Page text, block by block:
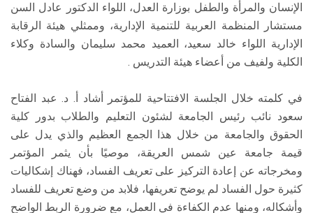
الإنسان والمرأة والطفل بوزارة العدل، اللواء الدكتور عادل السن
مستشار المنظمة العربية للتنمية الإدارية، وممثلي هيئة الرقابة
الإدارية اللواء خالد سعيد، العميد محمد سليمان والسادة وكلاء
الكلية ولفيف من أعضاء هيئة التدريس .
في كلمته خلال الجلسة الافتتاحية للمؤتمر أشاد أ. د. عبد الفتاح
سعود نائب رئيس الجامعة لشئون التعليم والطلاب بدور كلية
الحقوق والجامعة من خلال هذا الجمع العظيم والذي يدل على
قيمة جامعة عين شمس العريقة، موصيًا بأن يثمر المؤتمر
ومخرجاته عن إعادة التركيز على تعريف الفساد، فهناك إشكاليات
كثيرة حول الفساد لم يوضح تعريفها، فلابد من وضع تعريف للفساد
وأشكاله، ومنها عدم الكفاءة في العمل، مع ضرورة الربط الواضح